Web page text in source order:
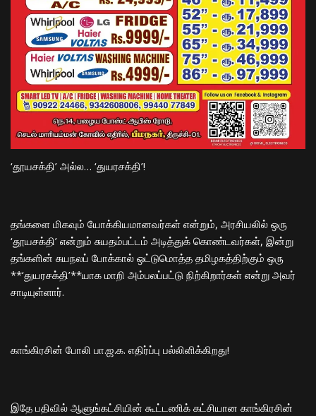
​‘தூயசக்தி’ அல்ல… ‘துயரசக்தி’!
​தங்களை மிகவும் யோக்கியமானவர்கள் என்றும், அரசியலில் ஒரு
‘தூயசக்தி’ என்றும் சுயதம்பட்டம் அடித்துக் கொண்டவர்கள், இன்று
தங்களின் சுயநலப் போக்கால் ஒட்டுமொத்த தமிழகத்திற்கும் ஒரு
**‘துயரசக்தி’**யாக மாறி அம்பலப்பட்டு நிற்கிறார்கள் என்று அவர்
சாடியுள்ளார்.
​காங்கிரசின் போலி பா.ஜ.க. எதிர்ப்பு பல்லிளிக்கிறது!
​இதே பதிவில் ஆளுங்கட்சியின் கூட்டணிக் கட்சியான காங்கிரசின்